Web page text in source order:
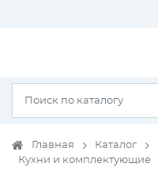
Главная Каталог
Кухни и комплектующие